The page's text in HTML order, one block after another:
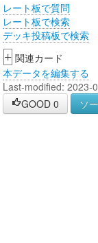
レート板で質問
レート板で検索
デッキ投稿板で検索
+ 関連カード
本データを編集する
Last-modified: 2023-
GOOD 0 ソ